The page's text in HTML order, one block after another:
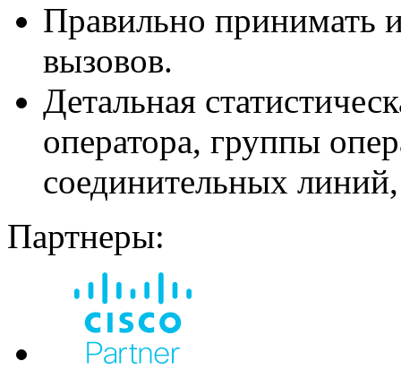
Правильно принимать
вызовов.
Детальная
оператора, группы
соединительных
Партнеры: